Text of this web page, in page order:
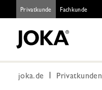
Privatkunde Fachkunde
joka.de Privatkunden